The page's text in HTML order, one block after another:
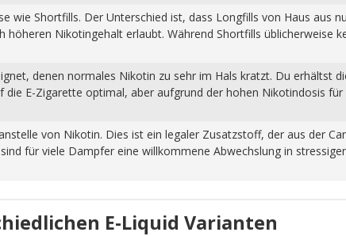
wie Shortfills. Der Unterschied ist, dass Longfills von Haus aus
Nikotingehalt erlaubt. Während Shortfills üblicherweise
denen normales Nikotin zu sehr im Hals kratzt. Du erhältst
E-Zigarette optimal, aber aufgrund der hohen Nikotindosis
von Nikotin. Dies ist ein legaler Zusatzstoff, der aus der
für viele Dampfer eine willkommene Abwechslung in
E-Liquid Varianten